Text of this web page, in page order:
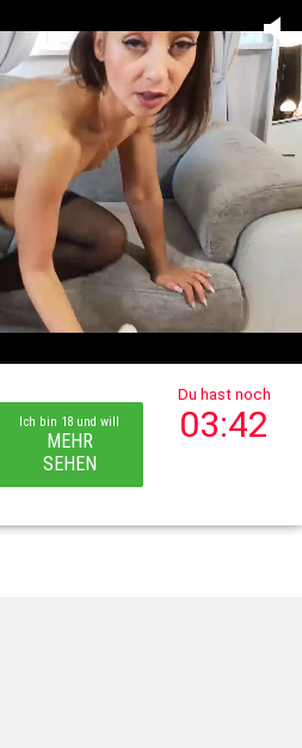
Ich bin 18 und will
MEHR
SEHEN
Du hast noch
03:42